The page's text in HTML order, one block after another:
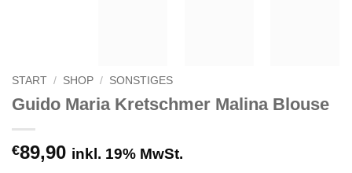
START / SHOP / SONSTIGES
Guido Maria Kretschmer Malina Blouse
€89,90 inkl. 19% MwSt.